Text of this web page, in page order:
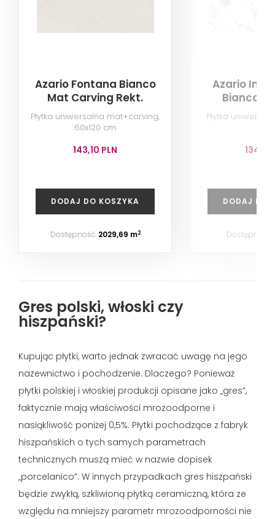
Azario Fontana Bianco
Mat Carving Rekt.
Płytka uniwersalna mat+carving,
60x120 cm
143,10 PLN
DODAJ DO KOSZYKA
Dostępność: 2029,69 m2
Azario
Bianco
Płytka
134,10
DODAJ DO
Dostępność:
Gres polski, włoski czy
hiszpański?
Kupując płytki, warto jednak zwracać uwagę na jego
nazewnictwo i pochodzenie. Dlaczego? Ponieważ
płytki polskiej i włoskiej produkcji opisane jako „gres”,
faktycznie mają właściwości mrozoodporne i
nasiąkliwość poniżej 0,5%. Płytki pochodzące z fabryk
hiszpańskich o tych samych parametrach
technicznych muszą mieć w nazwie dopisek
„porcelanico”. W innych przypadkach gres hiszpański
będzie zwykłą, szkliwioną płytką ceramiczną, która ze
względu na mniejszy parametr mrozoodporności nie